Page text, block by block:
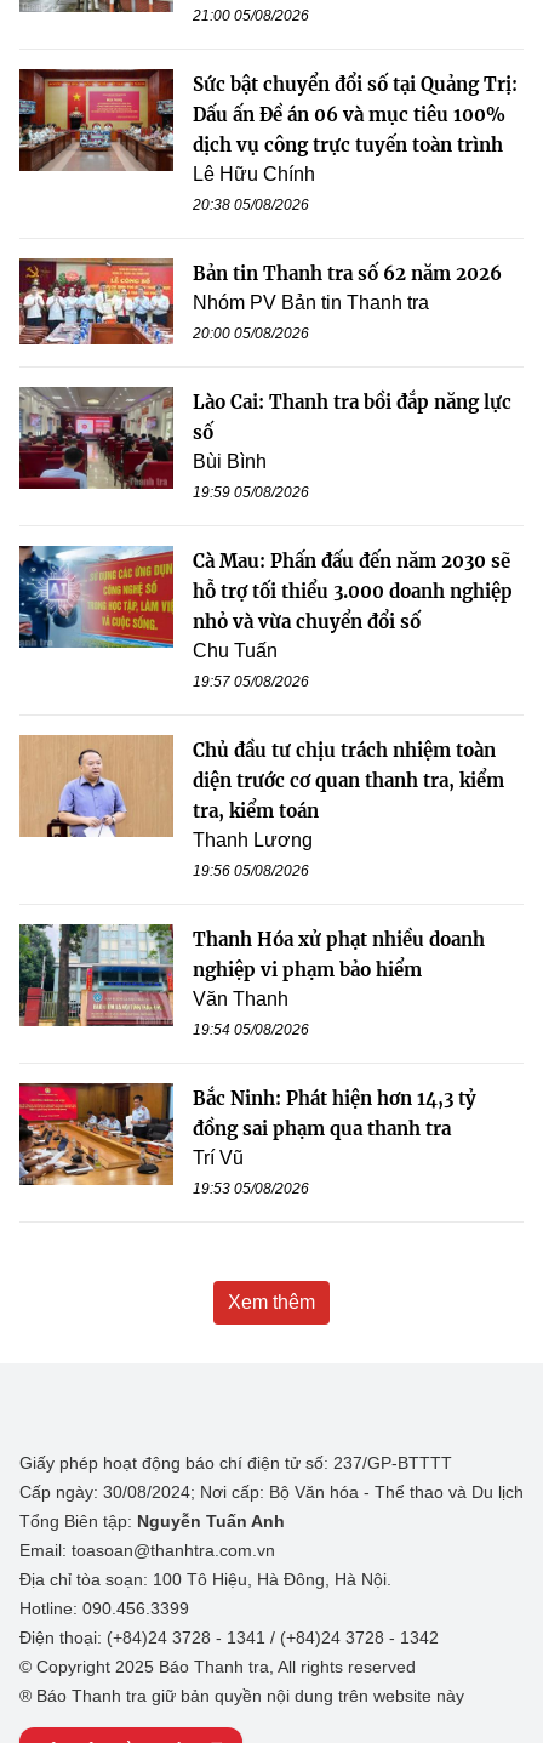
21:00 05/08/2026
Sức bật chuyển đổi số tại Quảng Trị:
Dấu ấn Đề án 06 và mục tiêu 100%
dịch vụ công trực tuyến toàn trình
Lê Hữu Chính
20:38 05/08/2026
Bản tin Thanh tra số 62 năm 2026
Nhóm PV Bản tin Thanh tra
20:00 05/08/2026
Lào Cai: Thanh tra bồi đắp năng lực
số
Bùi Bình
19:59 05/08/2026
Cà Mau: Phấn đấu đến năm 2030 sẽ
hỗ trợ tối thiểu 3.000 doanh nghiệp
nhỏ và vừa chuyển đổi số
Chu Tuấn
19:57 05/08/2026
Chủ đầu tư chịu trách nhiệm toàn
diện trước cơ quan thanh tra, kiểm
tra, kiểm toán
Thanh Lương
19:56 05/08/2026
Thanh Hóa xử phạt nhiều doanh
nghiệp vi phạm bảo hiểm
Văn Thanh
19:54 05/08/2026
Bắc Ninh: Phát hiện hơn 14,3 tỷ
đồng sai phạm qua thanh tra
Trí Vũ
19:53 05/08/2026
Xem thêm
Giấy phép hoạt động báo chí điện tử số: 237/GP-BTTTT
Cấp ngày: 30/08/2024; Nơi cấp: Bộ Văn hóa - Thể thao và Du lịch
Tổng Biên tập: Nguyễn Tuấn Anh
Email: toasoan@thanhtra.com.vn
Địa chỉ tòa soạn: 100 Tô Hiệu, Hà Đông, Hà Nội.
Hotline: 090.456.3399
Điện thoại: (+84)24 3728 - 1341 / (+84)24 3728 - 1342
© Copyright 2025 Báo Thanh tra, All rights reserved
® Báo Thanh tra giữ bản quyền nội dung trên website này